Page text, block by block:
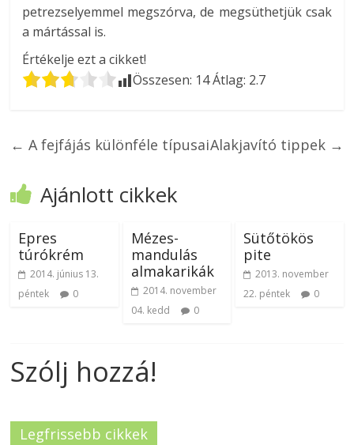
petrezselyemmel megszórva, de megsüthetjük csak
a mártással is.
Értékelje ezt a cikket!
Összesen: 14Átlag: 2.7
← A fejfájás különféle típusaiAlakjavító tippek →
Ajánlott cikkek
Epres
túrókrém
2014. június 13.
péntek
0
Mézes-
mandulás
almakarikák
2014. november
04. kedd
0
Sütőtökös
pite
2013. november
22. péntek
0
Szólj hozzá!
Legfrissebb cikkek